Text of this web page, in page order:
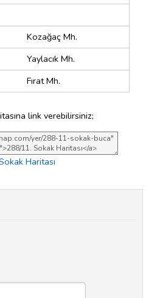
Kozağaç Mh.
Yaylacık Mh.
Fırat Mh.
link verebilirsiniz;
Haritası